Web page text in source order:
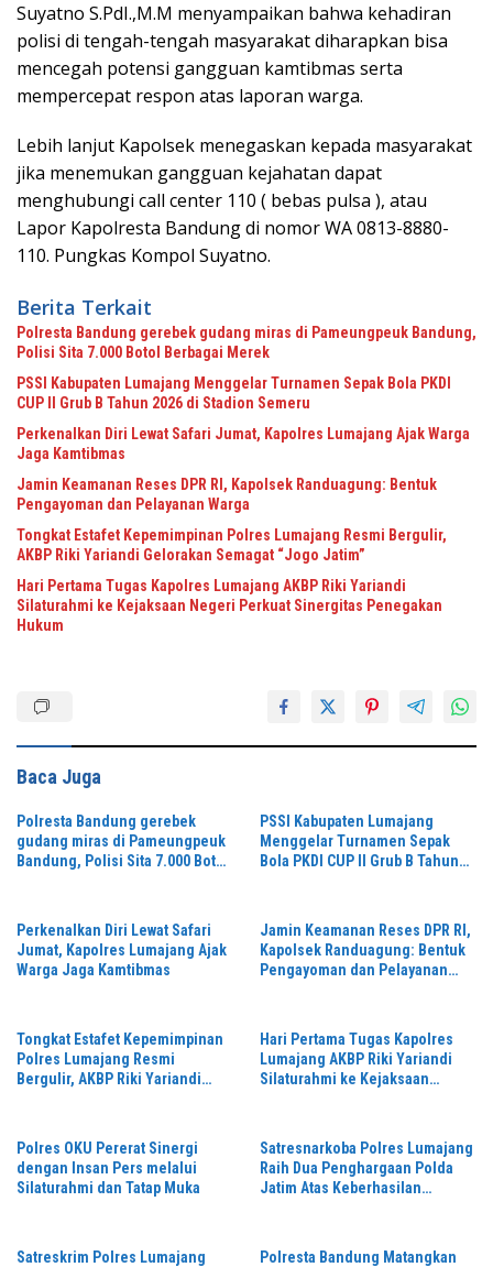
Suyatno S.PdI.,M.M menyampaikan bahwa kehadiran
polisi di tengah-tengah masyarakat diharapkan bisa
mencegah potensi gangguan kamtibmas serta
mempercepat respon atas laporan warga.
Lebih lanjut Kapolsek menegaskan kepada masyarakat
jika menemukan gangguan kejahatan dapat
menghubungi call center 110 ( bebas pulsa ), atau
Lapor Kapolresta Bandung di nomor WA 0813-8880-
110. Pungkas Kompol Suyatno.
Berita Terkait
Polresta Bandung gerebek gudang miras di Pameungpeuk Bandung,
Polisi Sita 7.000 Botol Berbagai Merek
PSSI Kabupaten Lumajang Menggelar Turnamen Sepak Bola PKDI
CUP II Grub B Tahun 2026 di Stadion Semeru
Perkenalkan Diri Lewat Safari Jumat, Kapolres Lumajang Ajak Warga
Jaga Kamtibmas
Jamin Keamanan Reses DPR RI, Kapolsek Randuagung: Bentuk
Pengayoman dan Pelayanan Warga
Tongkat Estafet Kepemimpinan Polres Lumajang Resmi Bergulir,
AKBP Riki Yariandi Gelorakan Semagat “Jogo Jatim”
Hari Pertama Tugas Kapolres Lumajang AKBP Riki Yariandi
Silaturahmi ke Kejaksaan Negeri Perkuat Sinergitas Penegakan
Hukum
Baca Juga
Polresta Bandung gerebek
gudang miras di Pameungpeuk
Bandung, Polisi Sita 7.000 Botol
PSSI Kabupaten Lumajang
Menggelar Turnamen Sepak
Bola PKDI CUP II Grub B Tahun
Perkenalkan Diri Lewat Safari
Jumat, Kapolres Lumajang Ajak
Warga Jaga Kamtibmas
Jamin Keamanan Reses DPR RI,
Kapolsek Randuagung: Bentuk
Pengayoman dan Pelayanan
Tongkat Estafet Kepemimpinan
Polres Lumajang Resmi
Bergulir, AKBP Riki Yariandi
Hari Pertama Tugas Kapolres
Lumajang AKBP Riki Yariandi
Silaturahmi ke Kejaksaan
Polres OKU Pererat Sinergi
dengan Insan Pers melalui
Silaturahmi dan Tatap Muka
Satresnarkoba Polres Lumajang
Raih Dua Penghargaan Polda
Jatim Atas Keberhasilan
Satreskrim Polres Lumajang
Polresta Bandung Matangkan